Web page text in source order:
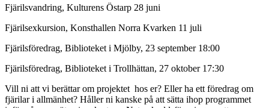
Fjärilsvandring, Kulturens Östarp 28 juni
Fjärilsexkursion, Konsthallen Norra Kvarken 11 juli
Fjärilsföredrag, Biblioteket i Mjölby, 23 september 18:00
Fjärilsföredrag, Biblioteket i Trollhättan, 27 oktober 17:30
Vill ni att vi berättar om projektet hos er? Eller ha ett föredrag om
fjärilar i allmänhet? Håller ni kanske på att sätta ihop programmet